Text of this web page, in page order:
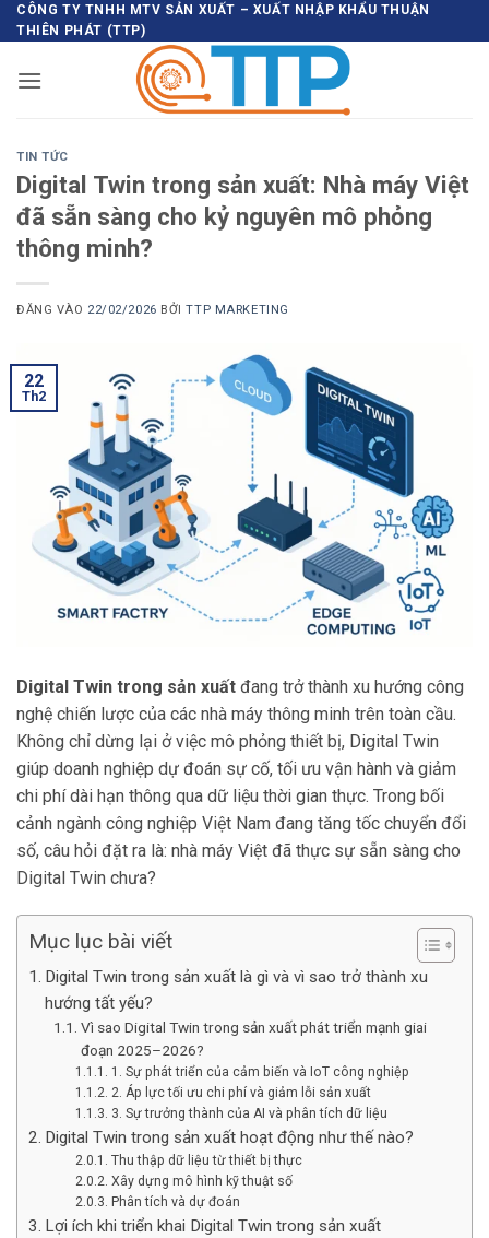
Bỏ
qua
dung
CÔNG TY TNHH MTV SẢN XUẤT – XUẤT NHẬP KHẨU THUẬN
THIÊN PHÁT (TTP)
TIN TỨC
Digital Twin trong sản xuất: Nhà máy Việt
đã sẵn sàng cho kỷ nguyên mô phỏng
thông minh?
ĐĂNG VÀO 22/02/2026 BỞITTP MARKETING
22
Th2
Digital Twin trong sản xuất đang trở thành xu hướng công
nghệ chiến lược của các nhà máy thông minh trên toàn cầu.
Không chỉ dừng lại ở việc mô phỏng thiết bị, Digital Twin
giúp doanh nghiệp dự đoán sự cố, tối ưu vận hành và giảm
chi phí dài hạn thông qua dữ liệu thời gian thực. Trong bối
cảnh ngành công nghiệp Việt Nam đang tăng tốc chuyển đổi
số, câu hỏi đặt ra là: nhà máy Việt đã thực sự sẵn sàng cho
Digital Twin chưa?
Mục lục bài viết
Digital Twin trong sản xuất là gì và vì sao trở thành xu
hướng tất yếu?
Vì sao Digital Twin trong sản xuất phát triển mạnh giai
đoạn 2025–2026?
1. Sự phát triển của cảm biến và IoT công nghiệp
2. Áp lực tối ưu chi phí và giảm lỗi sản xuất
3. Sự trưởng thành của AI và phân tích dữ liệu
Digital Twin trong sản xuất hoạt động như thế nào?
Thu thập dữ liệu từ thiết bị thực
Xây dựng mô hình kỹ thuật số
Phân tích và dự đoán
Lợi ích khi triển khai Digital Twin trong sản xuất